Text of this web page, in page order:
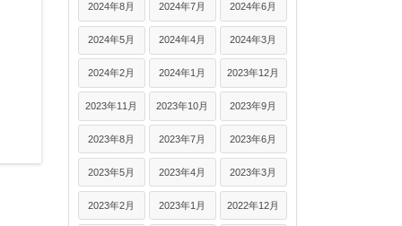
2024年8月 2024年7月 2024年6月
2024年5月 2024年4月 2024年3月
2024年2月 2024年1月 2023年12月
2023年11月 2023年10月 2023年9月
2023年8月 2023年7月 2023年6月
2023年5月 2023年4月 2023年3月
2023年2月 2023年1月 2022年12月